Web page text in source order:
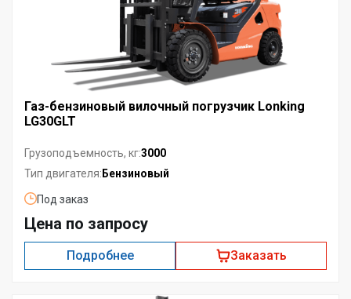
Газ-бензиновый вилочный погрузчик Lonking
LG30GLT
Грузоподъемность, кг:3000
Тип двигателя: Бензиновый
Под заказ
Цена по запросу
Подробнее Заказать